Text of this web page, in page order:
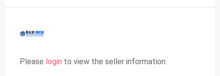
Please login to view the seller information.